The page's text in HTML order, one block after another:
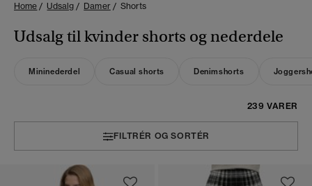
Home Udsalg Damer Shorts
Udsalg til kvinder shorts og nederdele
Mininederdel Casual shorts Denimshorts
239 VARER
FILTRÉR OG SORTÉR